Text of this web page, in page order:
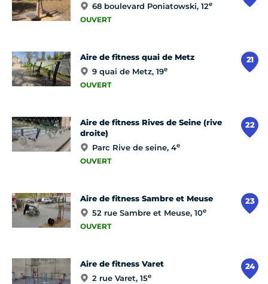
68 boulevard Poniatowski, 12e
OUVERT
21
Aire de fitness quai de Metz
9 quai de Metz, 19e
OUVERT
22
Aire de fitness Rives de Seine (rive
droite)
Parc Rive de seine, 4e
OUVERT
23
Aire de fitness Sambre et Meuse
52 rue Sambre et Meuse, 10e
OUVERT
24
Aire de fitness Varet
2 rue Varet, 15e